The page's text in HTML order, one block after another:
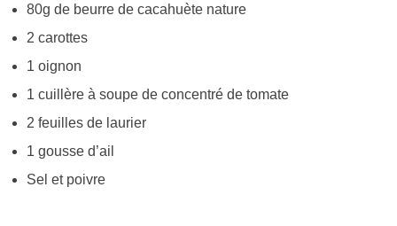
80g de beurre de cacahuète nature
2 carottes
1 oignon
1 cuillère à soupe de concentré de tomate
2 feuilles de laurier
1 gousse d’ail
Sel et poivre